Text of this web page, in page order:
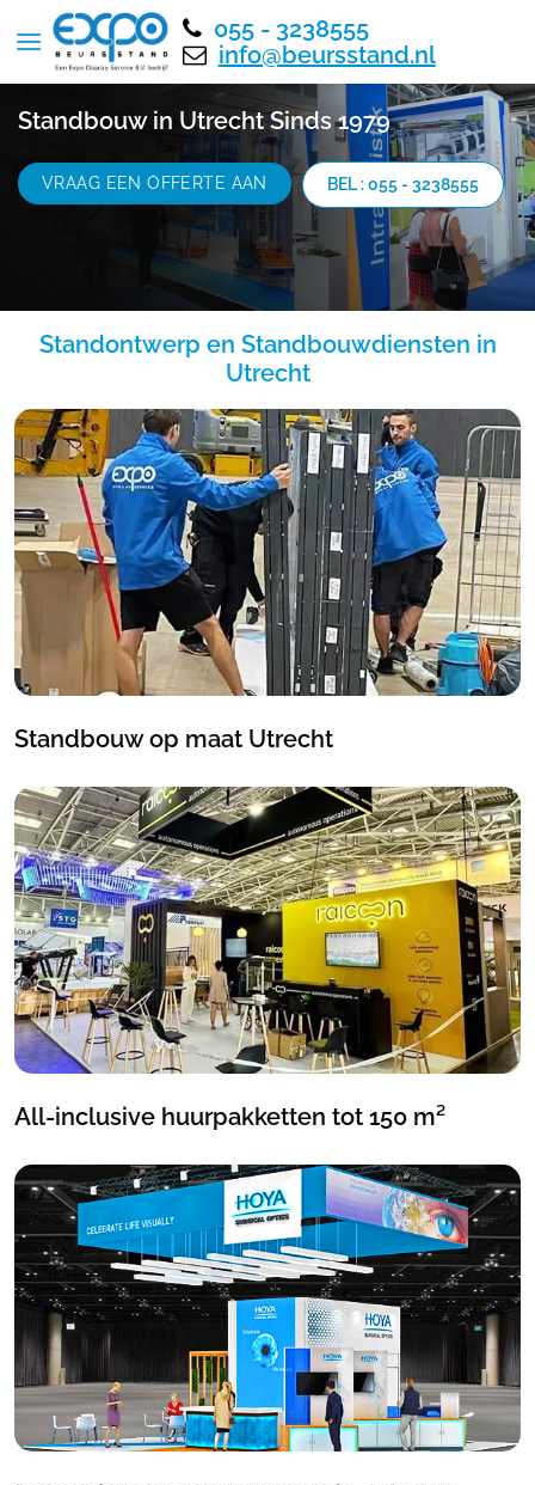
055 - 3238555
info@beursstand.nl
Standbouw in Utrecht Sinds 1979
VRAAG EEN OFFERTE AAN BEL : 055 - 3238555
Standontwerp en Standbouwdiensten in
Utrecht
Standbouw op maat Utrecht
All-inclusive huurpakketten tot 150 m²